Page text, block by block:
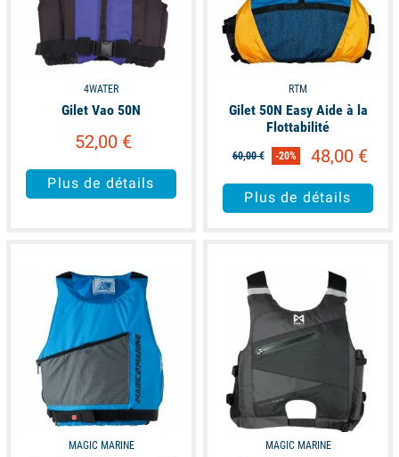
4WATER
Gilet Vao 50N
52,00 €
Plus de détails
RTM
Gilet 50N Easy Aide à la
Flottabilité
60,00 € -20% 48,00 €
Plus de détails
MAGIC MARINE MAGIC MARINE